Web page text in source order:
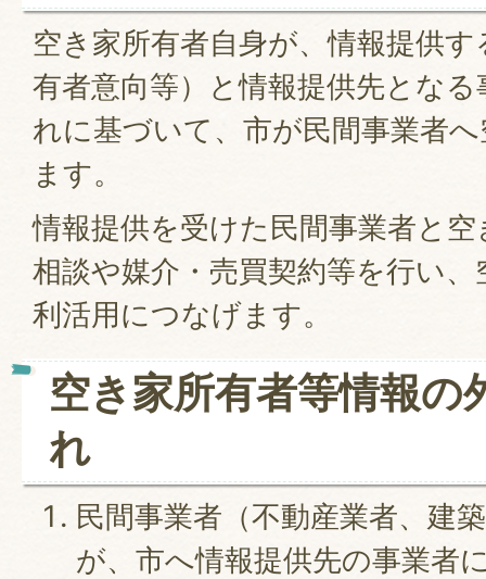
空き家所有者自身が、情報提供
有者意向等）と情報提供先とな
れに基づいて、市が民間事業者
ます。
情報提供を受けた民間事業者と
相談や媒介・売買契約等を行い
利活用につなげます。
空き家所有者等情報の
れ
民間事業者（不動産業者、建
が、市へ情報提供先の事業者